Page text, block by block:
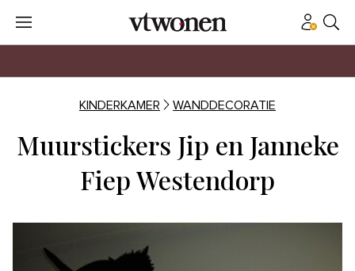
KINDERKAMER WANDDECORATIE
Muurstickers Jip en Janneke
Fiep Westendorp